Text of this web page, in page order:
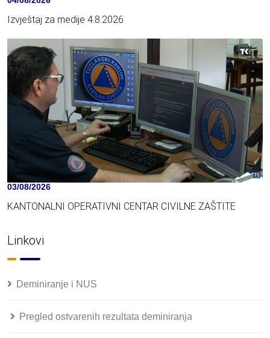
Izvještaj za medije 4.8.2026
03/08/2026
KANTONALNI OPERATIVNI CENTAR CIVILNE ZAŠTITE
Linkovi
Deminiranje i NUS
Pregled ostvarenih rezultata deminiranja